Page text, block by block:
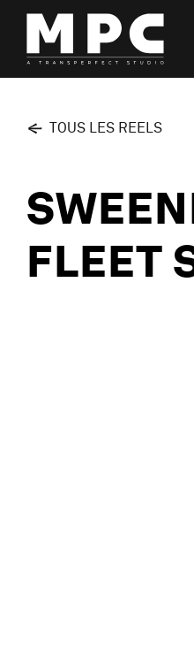
TOUS LES REELS
FLEET